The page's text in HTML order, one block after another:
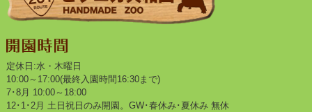
定休日:水・木曜日
10:00～17:00(最終入園時間16:30まで)
7･8月 10:00～18:00
12･1･2月 土日祝日のみ開園。GW･春休み･夏休み 無休